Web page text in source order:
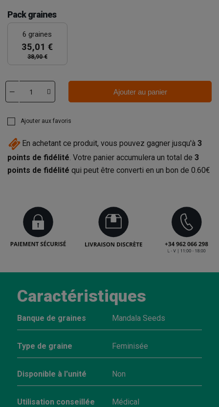
Pack graines
6 graines
35,01 €
38,90 €
Ajouter au panier
Ajouter aux favoris
En achetant ce produit, vous pouvez gagner jusqu'à 3
points de fidélité. Votre panier accumulera un total de 3
points de fidélité qui peut être converti en un bon de 0.60€
Caractéristiques
Banque de graines Mandala Seeds
Type de graine Feminisée
Disponible à l'unité Non
Utilisation conseillée Médical